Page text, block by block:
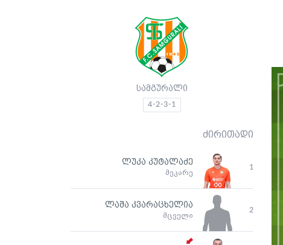
სამგურალი
4-2-3-1
ძირითადი
1
ლუკა კუტალაძე
მეკარე
2
ლაშა კვარაცხელია
მცველი